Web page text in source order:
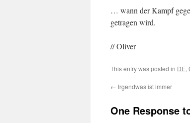
… wann der Kampf
getragen wird.
// Oliver
This entry was posted in DE,
← Irgendwas ist immer
One Response